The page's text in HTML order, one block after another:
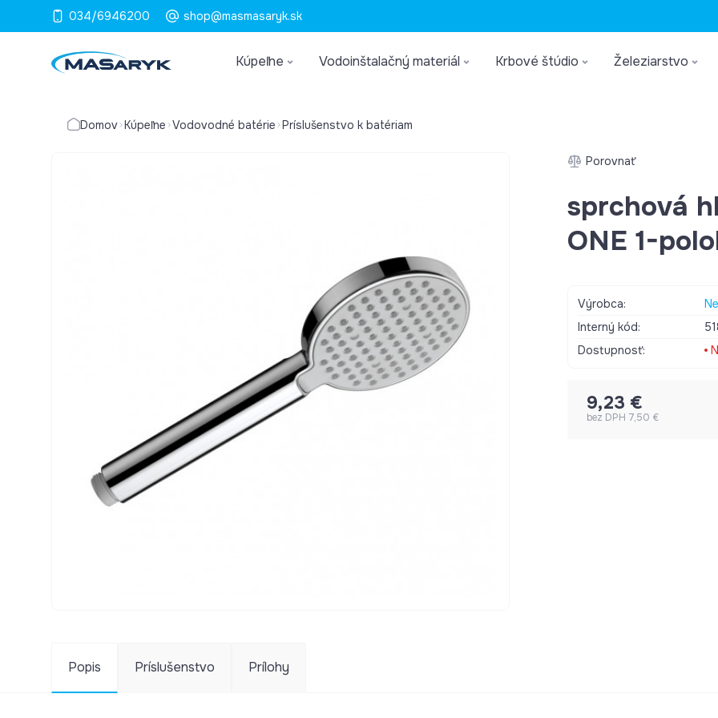
034/6946200 shop@masmasaryk.sk
Kúpeľne Vodoinštalačný materiál Krbové štúdio Železiarstvo
Domov Kúpeľne Vodovodné batérie Príslušenstvo k batériam
Porovnať
sprchová
ONE 1-
Výrobca:
Interný kód:
Dostupnosť:
9,23 €
bez DPH 7,50 €
Popis Príslušenstvo Prílohy